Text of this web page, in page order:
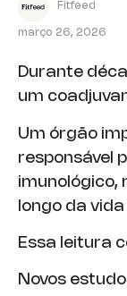
Fitfeed
março 26, 2026
Durante
um
Um órgão
responsável
imunológico,
longo da
Essa leitura
Novos